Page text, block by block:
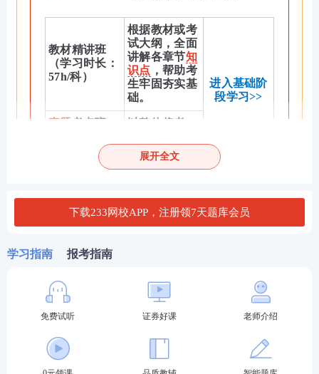
教材精讲班
（学习时长：
57h/科）
根据教材或考
试大纲，全面
讲解各章节知
识点 ，帮助考
生牢固夯实基
础。
进入基础阶
段学习>>
真题 考点班
以整体将考
考试应用。
冲刺串讲班
（学习时长：
考点框架梳理
串讲，针对性
（学习时长：
3h/科）
解，提升计算
题正确率
模考金题班
2套突击卷讲
展开全文
下载233网校APP，注册领7天题库会员
学习指南 报考指南
免费试听 证券好课 老师介绍